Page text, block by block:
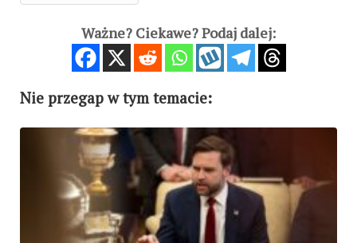
Ważne? Ciekawe? Podaj dalej:
Nie przegap w tym temacie: